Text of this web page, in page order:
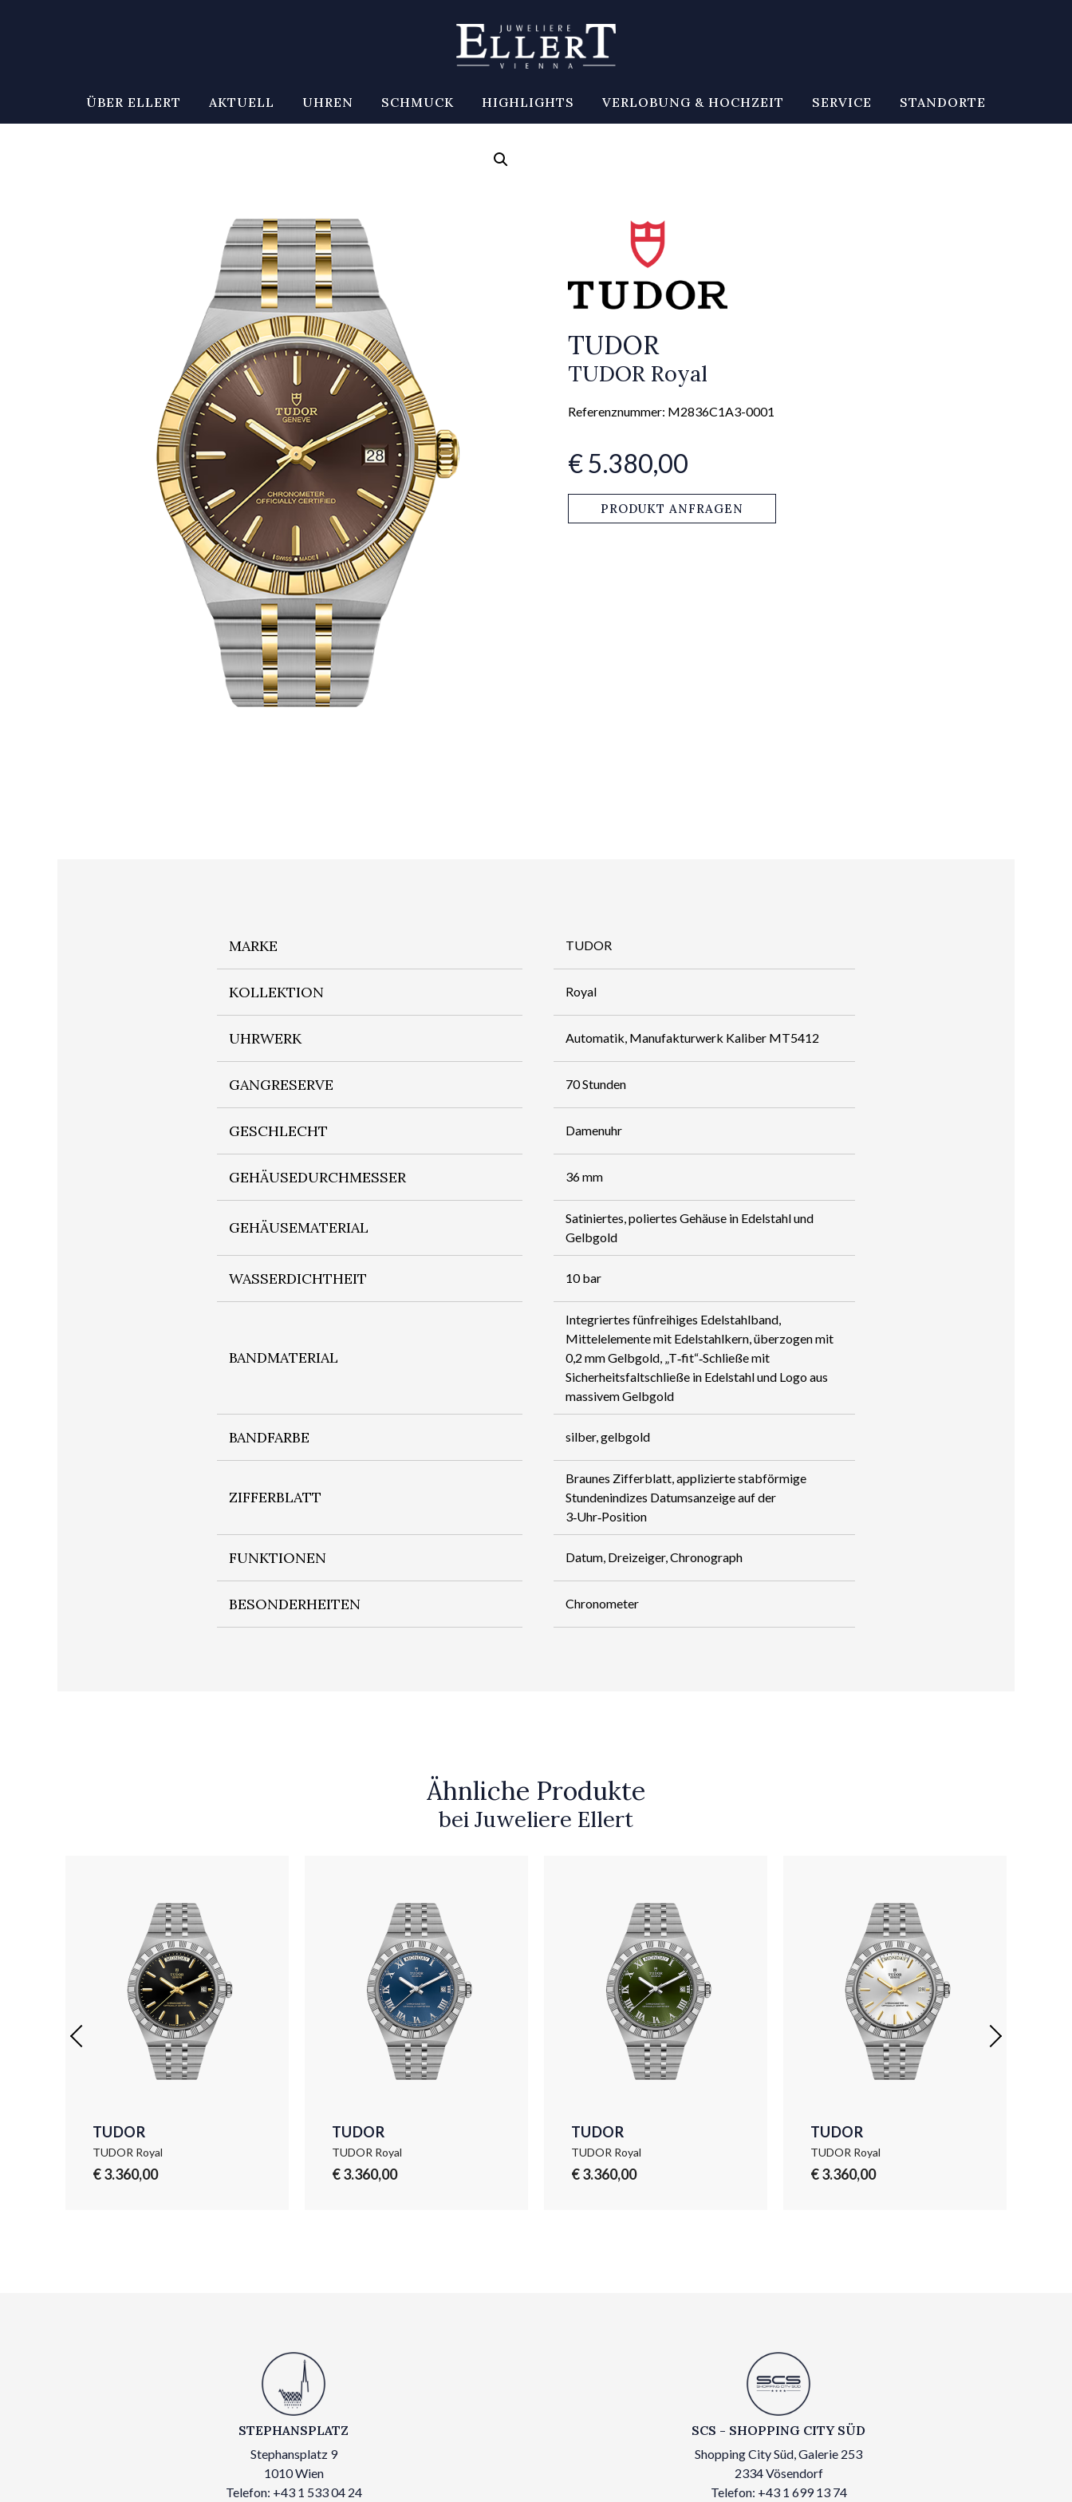
ÜBER ELLERT AKTUELL UHREN SCHMUCK HIGHLIGHTS VERLOBUNG & HOCHZEIT SERVICE STANDORTE
TUDOR
TUDOR Royal
Referenznummer: M2836C1A3-0001
€ 5.380,00
PRODUKT ANFRAGEN
MARKE TUDOR
KOLLEKTION Royal
UHRWERK Automatik, Manufakturwerk Kaliber MT5412
GANGRESERVE 70 Stunden
GESCHLECHT Damenuhr
GEHÄUSEDURCHMESSER 36 mm
GEHÄUSEMATERIAL
Satiniertes, poliertes Gehäuse in Edelstahl und
Gelbgold
WASSERDICHTHEIT 10 bar
BANDMATERIAL
Integriertes fünf­reihiges Edelstahl­band,
Mittelelemente mit Edelstahlkern, überzogen mit
0,2 mm Gelbgold, „T‑fit“‑Schließe mit
Sicherheitsfaltschließe in Edelstahl und Logo aus
massivem Gelbgold
BANDFARBE silber, gelbgold
ZIFFERBLATT
Braunes Zifferblatt, applizierte stabförmige
Stundenindizes Datumsanzeige auf der
3‑Uhr‑Position
FUNKTIONEN Datum, Dreizeiger, Chronograph
BESONDERHEITEN Chronometer
Ähnliche Produkte
bei Juweliere Ellert
TUDOR
TUDOR Royal
€ 3.360,00
TUDOR
TUDOR Royal
€ 3.360,00
TUDOR
TUDOR Royal
€ 3.360,00
TUDOR
TUDOR Royal
€ 3.360,00
STEPHANSPLATZ
Stephansplatz 9
1010 Wien
Telefon: +43 1 533 04 24
SCS - SHOPPING CITY SÜD
Shopping City Süd, Galerie 253
2334 Vösendorf
Telefon: +43 1 699 13 74